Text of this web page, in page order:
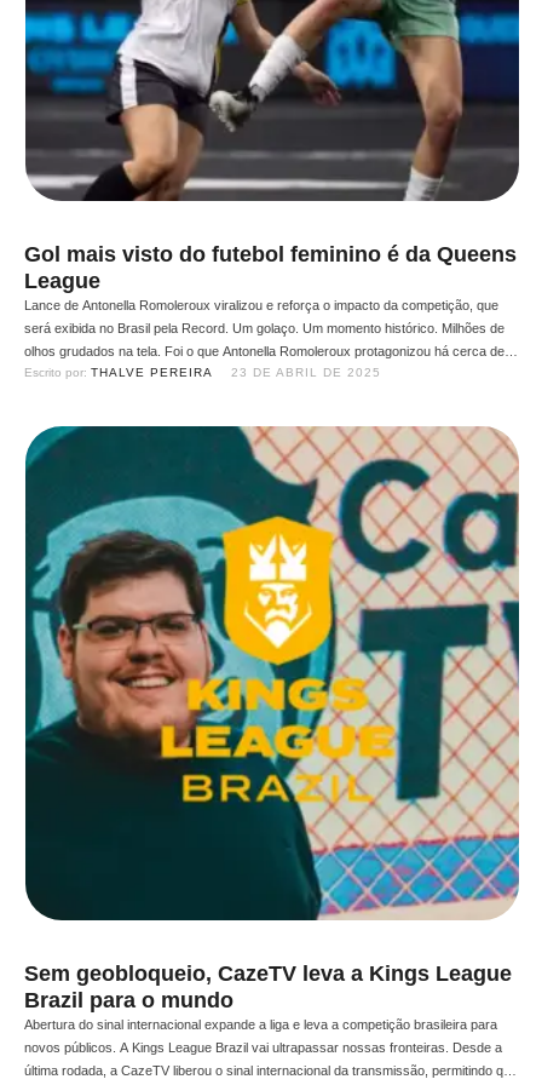
Gol mais visto do futebol feminino é da Queens
League
Lance de Antonella Romoleroux viralizou e reforça o impacto da competição, que
será exibida no Brasil pela Record. Um golaço. Um momento histórico. Milhões de
olhos grudados na tela. Foi o que Antonella Romoleroux protagonizou há cerca de
um mês na Queens League Espanha. O lance — uma finalização de letra, nos
Escrito por: THALVE PEREIRA 23 DE ABRIL DE 2025
Sem geobloqueio, CazeTV leva a Kings League
Brazil para o mundo
Abertura do sinal internacional expande a liga e leva a competição brasileira para
novos públicos. A Kings League Brazil vai ultrapassar nossas fronteiras. Desde a
última rodada, a CazeTV liberou o sinal internacional da transmissão, permitindo que